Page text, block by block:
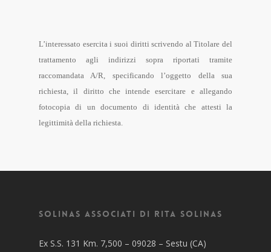
L’interessato esercita i suoi diritti scrivendo al Titolare del
trattamento agli indirizzi sopra riportati tramite
raccomandata A/R, specificando l’oggetto della sua
richiesta, il diritto che intende esercitare e allegando
fotocopia di un documento di identità che attesti la
legittimità della richiesta.
Solinas Associati di Rita Solinas
Ex S.S. 131 Km. 7,500 – 09028 – Sestu (CA)